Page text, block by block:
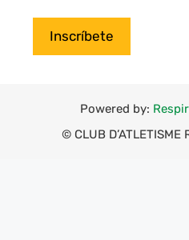
Inscríbete
Powered by:
© CLUB D’ATLETISME